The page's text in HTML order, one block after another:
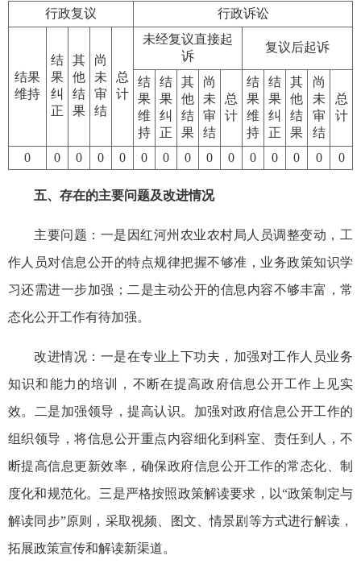
行政复议
行政诉讼
结果
维持
结
果
纠
正
其
他
结
果
尚
未
审
结
总
计
未经复议直接起
诉
复议后起诉
结
果
维
持
结
果
纠
正
其
他
结
果
尚
未
审
结
总
计
结
果
维
持
结
果
纠
正
其
他
结
果
尚
未
审
结
总
计
0 0 0 0 0 0 0 0 0 0 0 0 0 0 0
五、存在的主要问题及改进情况
主要问题：一是因红河州农业农村局人员调整变动，工
作人员对信息公开的特点规律把握不够准，业务政策知识学
习还需进一步加强；二是主动公开的信息内容不够丰富，常
态化公开工作有待加强。
改进情况：一是在专业上下功夫，加强对工作人员业务
知识和能力的培训，不断在提高政府信息公开工作上见实
效。二是加强领导，提高认识。加强对政府信息公开工作的
组织领导，将信息公开重点内容细化到科室、责任到人，不
断提高信息更新效率，确保政府信息公开工作的常态化、制
度化和规范化。三是严格按照政策解读要求，以“政策制定与
解读同步”原则，采取视频、图文、情景剧等方式进行解读，
拓展政策宣传和解读新渠道。